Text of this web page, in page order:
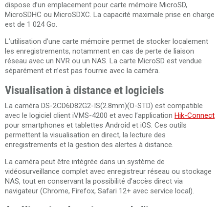
dispose d’un emplacement pour carte mémoire MicroSD,
MicroSDHC ou MicroSDXC. La capacité maximale prise en charge
est de 1 024 Go.
L’utilisation d’une carte mémoire permet de stocker localement
les enregistrements, notamment en cas de perte de liaison
réseau avec un NVR ou un NAS. La carte MicroSD est vendue
séparément et n’est pas fournie avec la caméra.
Visualisation à distance et logiciels
La caméra DS-2CD6D82G2-IS(2.8mm)(O-STD) est compatible
avec le logiciel client iVMS-4200 et avec l’application Hik-Connect
pour smartphones et tablettes Android et iOS. Ces outils
permettent la visualisation en direct, la lecture des
enregistrements et la gestion des alertes à distance.
La caméra peut être intégrée dans un système de
vidéosurveillance complet avec enregistreur réseau ou stockage
NAS, tout en conservant la possibilité d’accès direct via
navigateur (Chrome, Firefox, Safari 12+ avec service local).